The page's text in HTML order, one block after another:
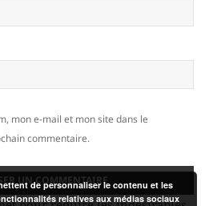
mon e-mail et mon site dans le
commentaire.
de personnaliser le contenu et les
relatives aux médias sociaux